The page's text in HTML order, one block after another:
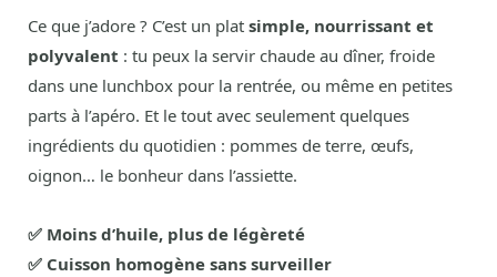
Ce que j’adore ? C’est un plat simple, nourrissant et
polyvalent : tu peux la servir chaude au dîner, froide
dans une lunchbox pour la rentrée, ou même en petites
parts à l’apéro. Et le tout avec seulement quelques
ingrédients du quotidien : pommes de terre, œufs,
oignon… le bonheur dans l’assiette.
✅ Moins d’huile, plus de légèreté
✅ Cuisson homogène sans surveiller